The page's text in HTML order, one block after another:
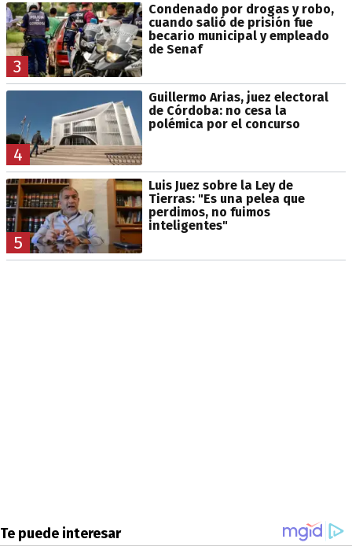
3
Condenado por drogas y robo,
cuando salió de prisión fue
becario municipal y empleado
de Senaf
4
Guillermo Arias, juez electoral
de Córdoba: no cesa la
polémica por el concurso
5
Luis Juez sobre la Ley de
Tierras: "Es una pelea que
perdimos, no fuimos
inteligentes"